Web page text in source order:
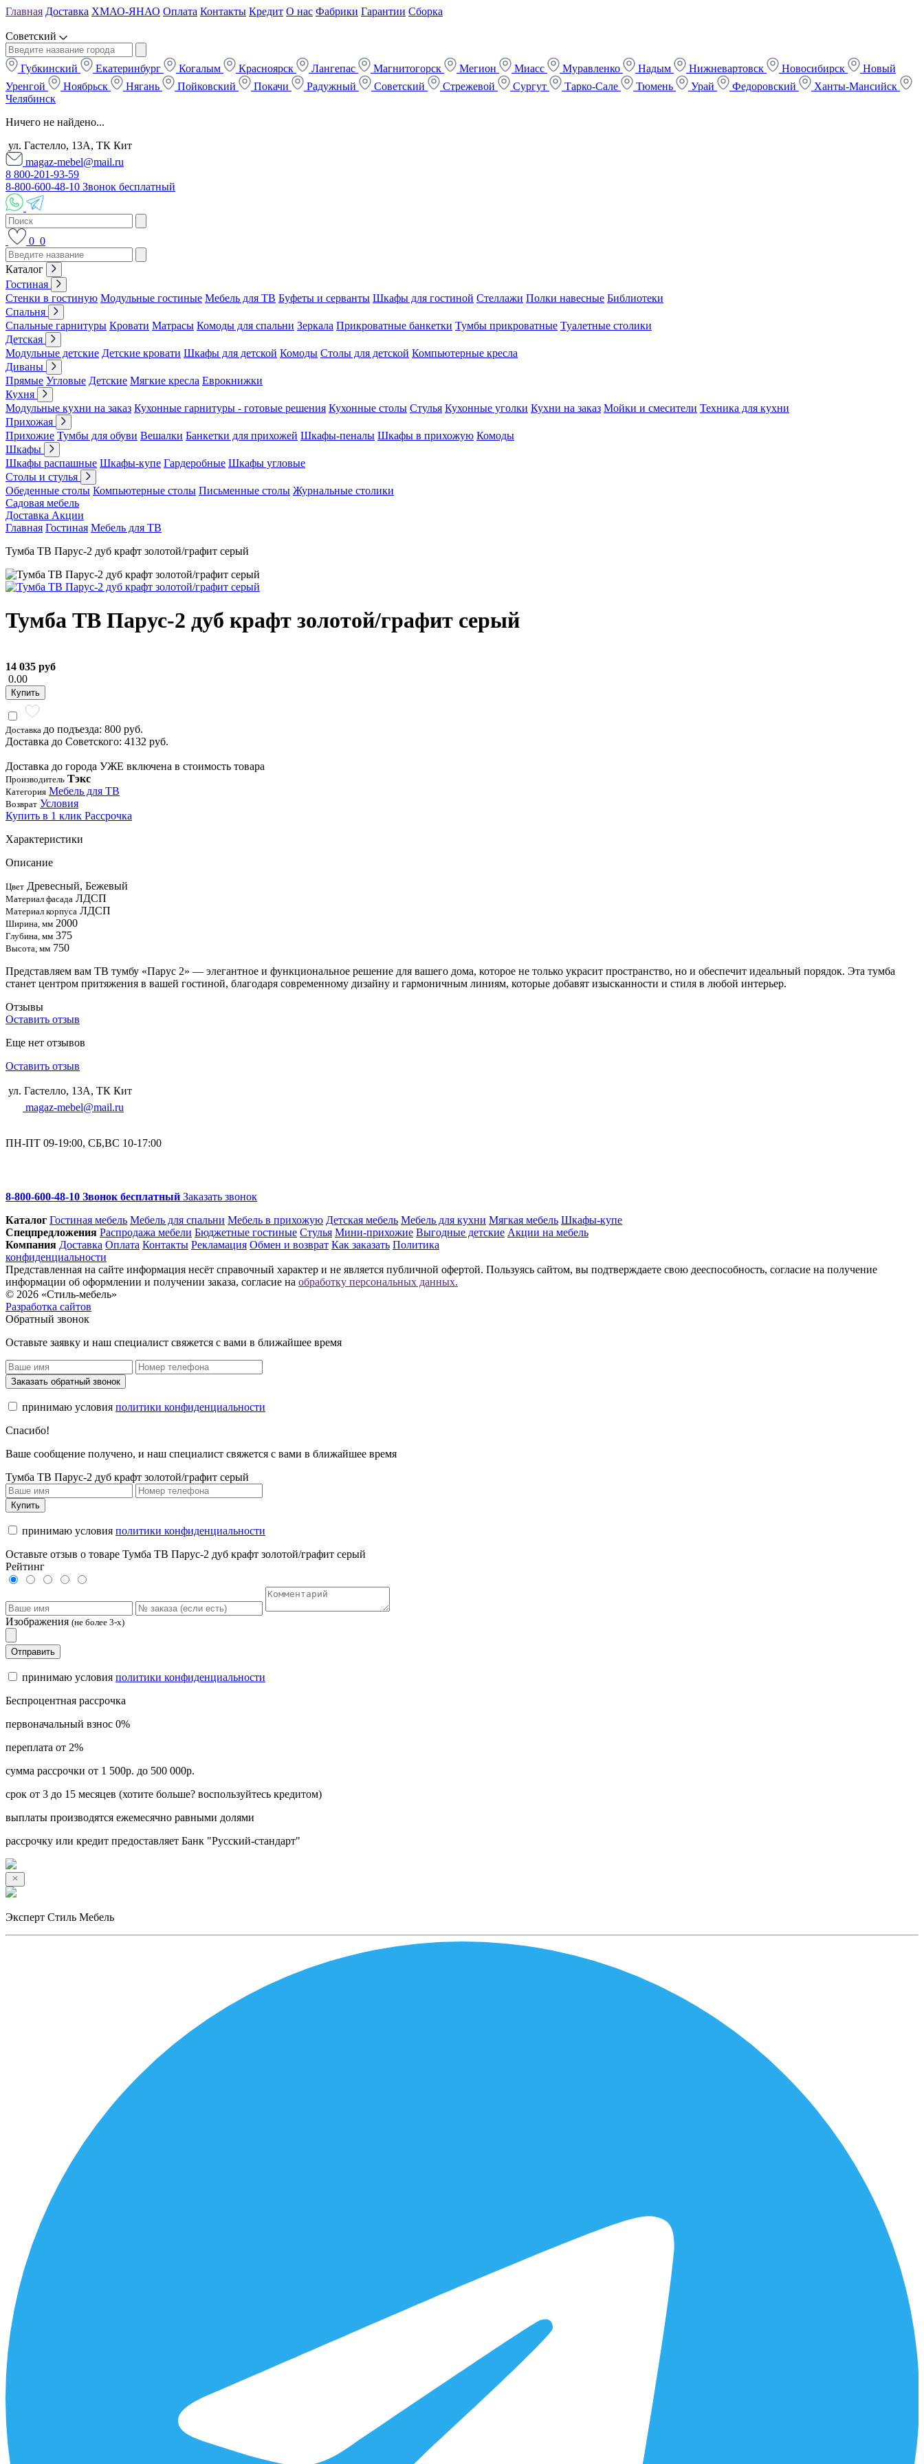
Главная Доставка ХМАО-ЯНАО Оплата Контакты Кредит О нас Фабрики Гарантии Сборка
Советский
Губкинский Екатеринбург Когалым Красноярск Лангепас Магнитогорск Мегион Миасс Муравленко Надым Нижневартовск Новосибирск
Новый
Уренгой
Ноябрьск Нягань Пойковский Покачи Радужный Советский Стрежевой Сургут Тарко-Сале Тюмень Урай Федоровский
Ханты-Мансийск
Челябинск
Ничего не найдено...
ул. Гастелло, 13А, ТК Кит
magaz-mebel@mail.ru
8 800-201-93-59
8-800-600-48-10 Звонок бесплатный
0 0
Каталог
Гостиная
Стенки в гостиную Модульные гостиные Мебель для ТВ Буфеты и серванты Шкафы для гостиной Стеллажи Полки навесные Библиотеки
Спальня
Спальные гарнитуры Кровати Матрасы Комоды для спальни Зеркала Прикроватные банкетки Тумбы прикроватные Туалетные столики
Детская
Модульные детские Детские кровати Шкафы для детской Комоды Столы для детской Компьютерные кресла
Диваны
Прямые Угловые Детские Мягкие кресла Еврокнижки
Кухня
Модульные кухни на заказ Кухонные гарнитуры - готовые решения Кухонные столы Стулья Кухонные уголки Кухни на заказ Мойки и смесители Техника для кухни
Прихожая
Прихожие Тумбы для обуви Вешалки Банкетки для прихожей Шкафы-пеналы Шкафы в прихожую Комоды
Шкафы
Шкафы распашные Шкафы-купе Гардеробные Шкафы угловые
Столы и стулья
Обеденные столы Компьютерные столы Письменные столы Журнальные столики
Садовая мебель
Доставка Акции
Главная Гостиная Мебель для ТВ
Тумба ТВ Парус-2 дуб крафт золотой/графит серый
Тумба ТВ Парус-2 дуб крафт золотой/графит серый
14 035 руб
0.00
Купить
Доставка до подъезда: 800 руб.
Доставка до Советского: 4132 руб.
Доставка до города УЖЕ включена в стоимость товара
Производитель Тэкс
Категория Мебель для ТВ
Возврат Условия
Купить в 1 клик Рассрочка
Характеристики
Описание
Цвет Древесный, Бежевый
Материал фасада ЛДСП
Материал корпуса ЛДСП
Ширина, мм 2000
Глубина, мм 375
Высота, мм 750
Представляем вам ТВ тумбу «Парус 2» — элегантное и функциональное решение для вашего дома, которое не только украсит пространство, но и обеспечит идеальный порядок. Эта тумба
станет центром притяжения в вашей гостиной, благодаря современному дизайну и гармоничным линиям, которые добавят изысканности и стиля в любой интерьер.
Отзывы
Оставить отзыв
Еще нет отзывов
Оставить отзыв
ул. Гастелло, 13А, ТК Кит
magaz-mebel@mail.ru
ПН-ПТ 09-19:00, СБ,ВС 10-17:00
8-800-600-48-10 Звонок бесплатный Заказать звонок
Каталог Гостиная мебель Мебель для спальни Мебель в прихожую Детская мебель Мебель для кухни Мягкая мебель Шкафы-купе
Спец­предложения Распродажа мебели Бюджетные гостиные Стулья Мини-прихожие Выгодные детские Акции на мебель
Компания Доставка Оплата Контакты Рекламация Обмен и возврат Как заказать Политика
конфиденциальности
Представленная на сайте информация несёт справочный характер и не является публичной офертой. Пользуясь сайтом, вы подтверждаете свою дееспособность, согласие на получение
информации об оформлении и получении заказа, согласие на обработку персональных данных.
© 2026 «Стиль-мебель»
Разработка сайтов
Обратный звонок
Оставьте заявку и наш специалист свяжется с вами в ближайшее время
Заказать обратный звонок
принимаю условия политики конфиденциальности
Спасибо!
Ваше сообщение получено, и наш специалист свяжется с вами в ближайшее время
Тумба ТВ Парус-2 дуб крафт золотой/графит серый
Купить
принимаю условия политики конфиденциальности
Оставьте отзыв о товаре Тумба ТВ Парус-2 дуб крафт золотой/графит серый
Рейтинг
Изображения (не более 3-х)
Отправить
принимаю условия политики конфиденциальности
Беспроцентная рассрочка
первоначальный взнос 0%
переплата от 2%
сумма рассрочки от 1 500р. до 500 000р.
срок от 3 до 15 месяцев (хотите больше? воспользуйтесь кредитом)
выплаты производятся ежемесячно равными долями
рассрочку или кредит предоставляет Банк "Русский-стандарт"
Эксперт Стиль Мебель